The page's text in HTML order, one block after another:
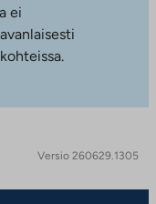
ei
Versio 260629.1305